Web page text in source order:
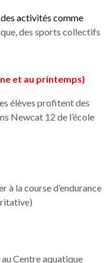
activités comme
des sports collectifs
et au printemps)
élèves profitent des
Newcat 12 de l’école
à la course d’endurance
Centre aquatique